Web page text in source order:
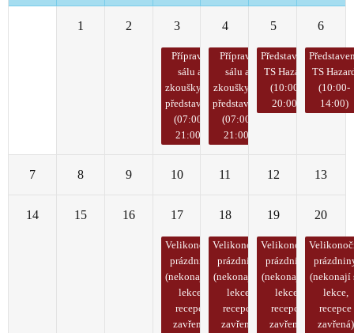
1 2 3
Přípravy
sálu a
zkoušky na
představení
(07:00-
21:00)
4
Přípravy
sálu a
zkoušky na
představení
(07:00-
21:00)
5
Představení
TS Hazard
(10:00-
20:00)
6
TS
(10:00-
14:00)
7 8 9 10 11 12 13
14 15 16 17
Velikonoční
prázdniny
(nekonají se
lekce,
recepce
zavřená)
18
Velikonoční
prázdniny
(nekonají se
lekce,
recepce
zavřená)
19
Velikonoční
prázdniny
(nekonají se
lekce,
recepce
zavřená)
20
(nekonají
lekce,
recepce
zavřená)